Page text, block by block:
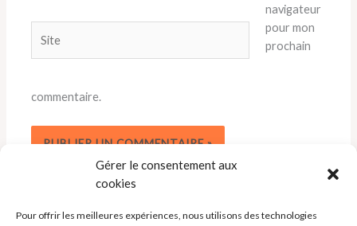
Gérer le consentement aux
cookies
Pour offrir les meilleures expériences, nous utilisons des technologies
navigateur
pour mon
prochain
commentaire.